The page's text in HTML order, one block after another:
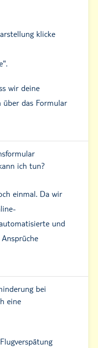
klicke
wir deine
über das Formular
ich tun?
einmal. Da wir
und
bei
eine